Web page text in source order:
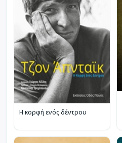
Η κορφή ενός δέντρου